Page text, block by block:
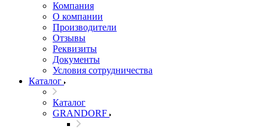
Компания
О компании
Производители
Отзывы
Реквизиты
Документы
Условия сотрудничества
Каталог
Каталог
GRANDORF